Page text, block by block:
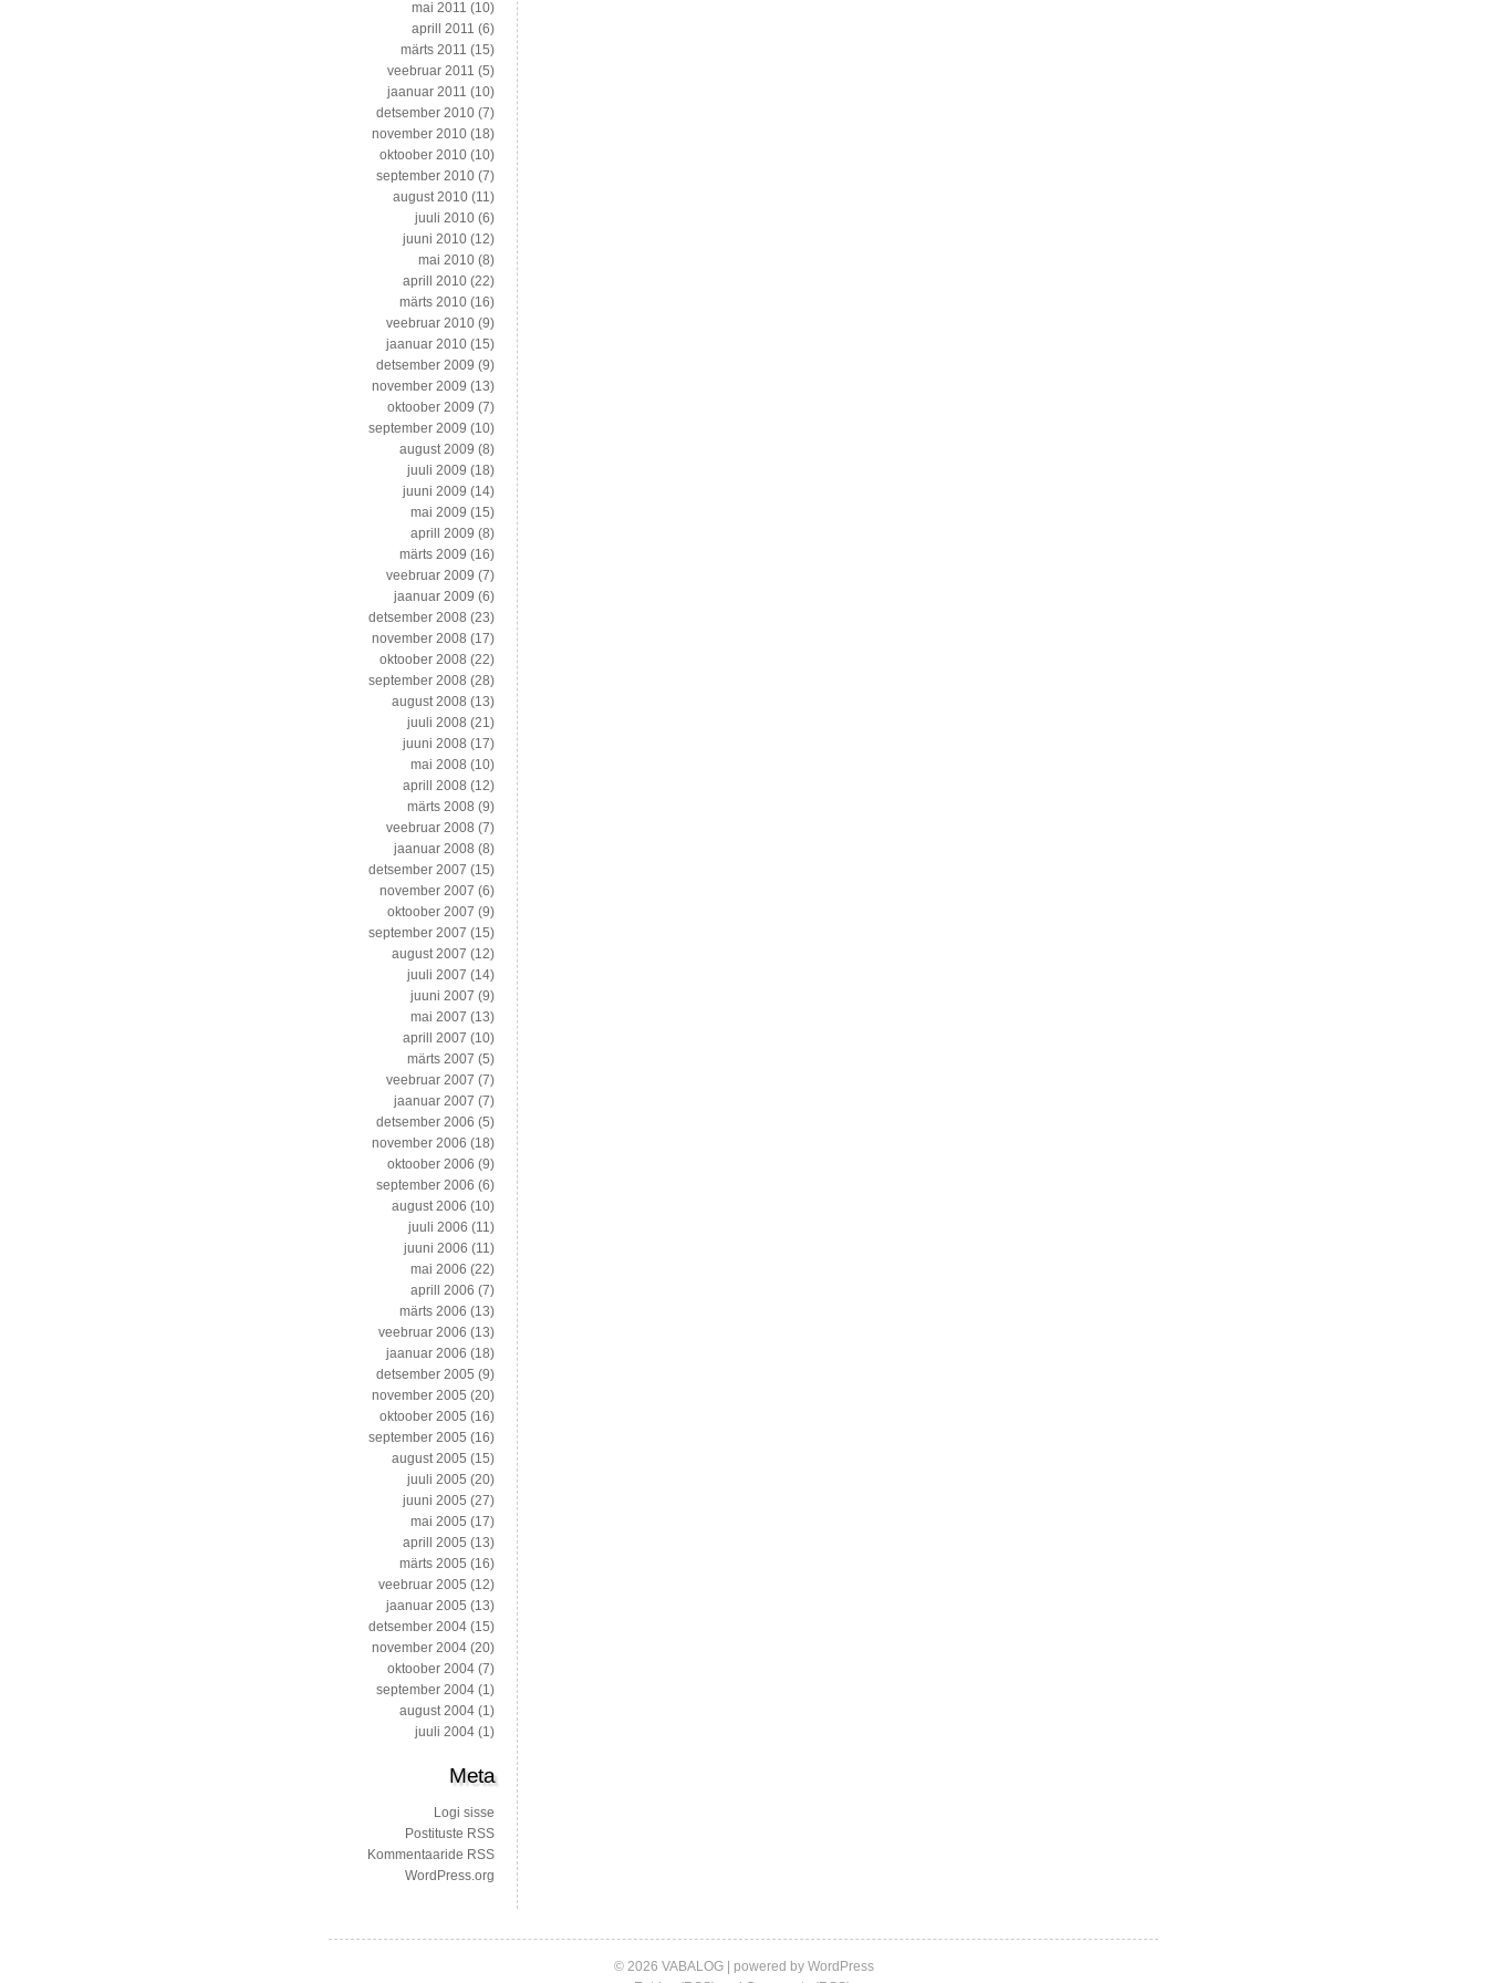
mai 2011 (10)
aprill 2011 (6)
märts 2011 (15)
veebruar 2011 (5)
jaanuar 2011 (10)
detsember 2010 (7)
november 2010 (18)
oktoober 2010 (10)
september 2010 (7)
august 2010 (11)
juuli 2010 (6)
juuni 2010 (12)
mai 2010 (8)
aprill 2010 (22)
märts 2010 (16)
veebruar 2010 (9)
jaanuar 2010 (15)
detsember 2009 (9)
november 2009 (13)
oktoober 2009 (7)
september 2009 (10)
august 2009 (8)
juuli 2009 (18)
juuni 2009 (14)
mai 2009 (15)
aprill 2009 (8)
märts 2009 (16)
veebruar 2009 (7)
jaanuar 2009 (6)
detsember 2008 (23)
november 2008 (17)
oktoober 2008 (22)
september 2008 (28)
august 2008 (13)
juuli 2008 (21)
juuni 2008 (17)
mai 2008 (10)
aprill 2008 (12)
märts 2008 (9)
veebruar 2008 (7)
jaanuar 2008 (8)
detsember 2007 (15)
november 2007 (6)
oktoober 2007 (9)
september 2007 (15)
august 2007 (12)
juuli 2007 (14)
juuni 2007 (9)
mai 2007 (13)
aprill 2007 (10)
märts 2007 (5)
veebruar 2007 (7)
jaanuar 2007 (7)
detsember 2006 (5)
november 2006 (18)
oktoober 2006 (9)
september 2006 (6)
august 2006 (10)
juuli 2006 (11)
juuni 2006 (11)
mai 2006 (22)
aprill 2006 (7)
märts 2006 (13)
veebruar 2006 (13)
jaanuar 2006 (18)
detsember 2005 (9)
november 2005 (20)
oktoober 2005 (16)
september 2005 (16)
august 2005 (15)
juuli 2005 (20)
juuni 2005 (27)
mai 2005 (17)
aprill 2005 (13)
märts 2005 (16)
veebruar 2005 (12)
jaanuar 2005 (13)
detsember 2004 (15)
november 2004 (20)
oktoober 2004 (7)
september 2004 (1)
august 2004 (1)
juuli 2004 (1)
Meta
Logi sisse
Postituste RSS
Kommentaaride RSS
WordPress.org
© 2026 VABALOG | powered by WordPress